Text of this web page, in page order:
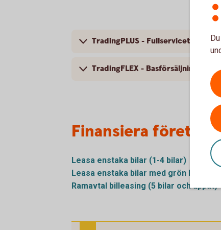
TradingPLUS - Fullservicetjänsten
TradingFLEX -
Finansiera
Leasa enstaka bilar (1-4 bilar)
Leasa enstaka bilar med grön
Ramavtal billeasing (5 bilar ochuppåt)